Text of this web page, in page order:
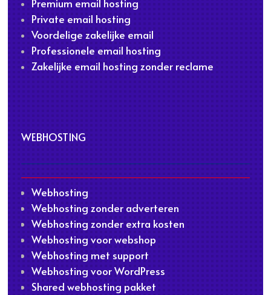
Premium email hosting
Private email hosting
Voordelige zakelijke email
Professionele email hosting
Zakelijke email hosting zonder reclame
WEBHOSTING
Webhosting
Webhosting zonder adverteren
Webhosting zonder extra kosten
Webhosting voor webshop
Webhosting met support
Webhosting voor WordPress
Shared webhosting pakket